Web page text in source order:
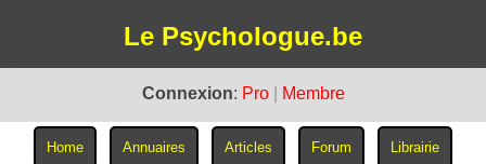
Le Psychologue.be
Connexion: Pro Membre